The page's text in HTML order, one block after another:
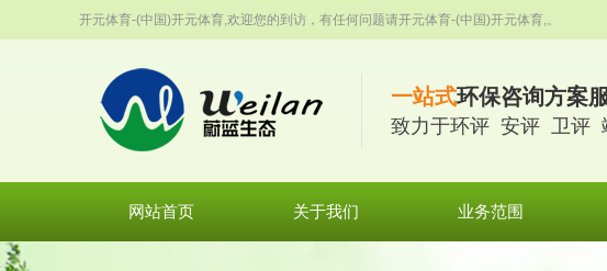
开元体育-(中国)开元体育,欢迎您的到访，有任何问题请开元体育-(中国)开元体育,。
一站式环保咨询方案
致力于环评 安评 卫评
网站首页 关于我们 业务范围